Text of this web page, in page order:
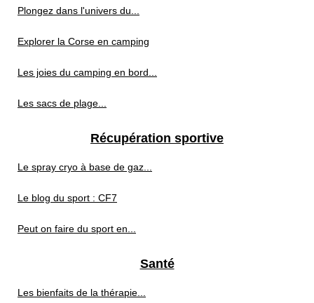
Plongez dans l'univers du...
Explorer la Corse en camping
Les joies du camping en bord...
Les sacs de plage...
Récupération sportive
Le spray cryo à base de gaz...
Le blog du sport : CF7
Peut on faire du sport en...
Santé
Les bienfaits de la thérapie...